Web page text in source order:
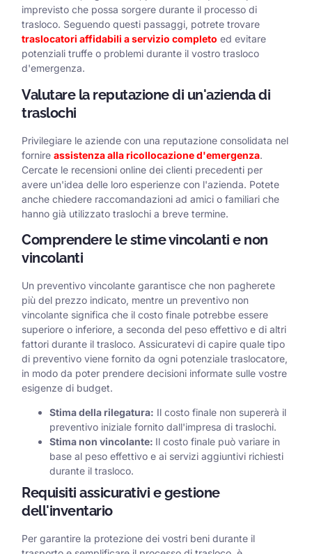
imprevisto che possa sorgere durante il processo di
trasloco. Seguendo questi passaggi, potrete trovare
traslocatori affidabili a servizio completo ed evitare
potenziali truffe o problemi durante il vostro trasloco
d'emergenza.
Valutare la reputazione di un'azienda di
traslochi
Privilegiare le aziende con una reputazione consolidata nel
fornire assistenza alla ricollocazione d'emergenza.
Cercate le recensioni online dei clienti precedenti per
avere un'idea delle loro esperienze con l'azienda. Potete
anche chiedere raccomandazioni ad amici o familiari che
hanno già utilizzato traslochi a breve termine.
Comprendere le stime vincolanti e non
vincolanti
Un preventivo vincolante garantisce che non pagherete
più del prezzo indicato, mentre un preventivo non
vincolante significa che il costo finale potrebbe essere
superiore o inferiore, a seconda del peso effettivo e di altri
fattori durante il trasloco. Assicuratevi di capire quale tipo
di preventivo viene fornito da ogni potenziale traslocatore,
in modo da poter prendere decisioni informate sulle vostre
esigenze di budget.
Stima della rilegatura: Il costo finale non supererà il
preventivo iniziale fornito dall'impresa di traslochi.
Stima non vincolante: Il costo finale può variare in
base al peso effettivo e ai servizi aggiuntivi richiesti
durante il trasloco.
Requisiti assicurativi e gestione
dell'inventario
Per garantire la protezione dei vostri beni durante il